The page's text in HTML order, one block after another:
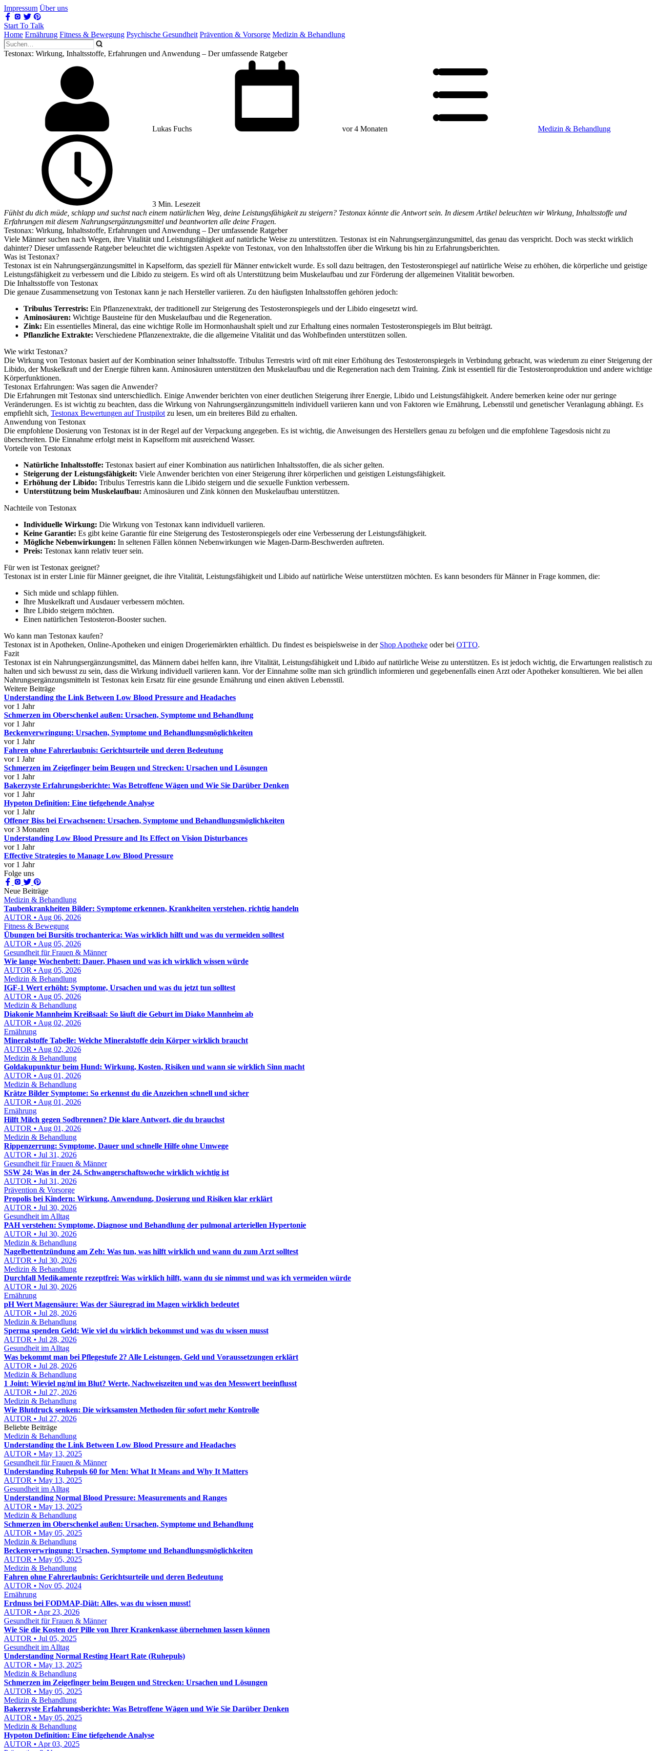
Impressum Über uns
Start To Talk
Home Ernährung Fitness & Bewegung Psychische Gesundheit Prävention & Vorsorge Medizin & Behandlung
Testonax: Wirkung, Inhaltsstoffe, Erfahrungen und Anwendung – Der umfassende Ratgeber
Lukas Fuchs vor 4 Monaten Medizin & Behandlung
3 Min. Lesezeit
Fühlst du dich müde, schlapp und suchst nach einem natürlichen Weg, deine Leistungsfähigkeit zu steigern? Testonax könnte die Antwort sein. In diesem Artikel beleuchten wir Wirkung, Inhaltsstoffe und
Erfahrungen mit diesem Nahrungsergänzungsmittel und beantworten alle deine Fragen.
Testonax: Wirkung, Inhaltsstoffe, Erfahrungen und Anwendung – Der umfassende Ratgeber
Viele Männer suchen nach Wegen, ihre Vitalität und Leistungsfähigkeit auf natürliche Weise zu unterstützen. Testonax ist ein Nahrungsergänzungsmittel, das genau das verspricht. Doch was steckt wirklich
dahinter? Dieser umfassende Ratgeber beleuchtet die wichtigsten Aspekte von Testonax, von den Inhaltsstoffen über die Wirkung bis hin zu Erfahrungsberichten.
Was ist Testonax?
Testonax ist ein Nahrungsergänzungsmittel in Kapselform, das speziell für Männer entwickelt wurde. Es soll dazu beitragen, den Testosteronspiegel auf natürliche Weise zu erhöhen, die körperliche und geistige
Leistungsfähigkeit zu verbessern und die Libido zu steigern. Es wird oft als Unterstützung beim Muskelaufbau und zur Förderung der allgemeinen Vitalität beworben.
Die Inhaltsstoffe von Testonax
Die genaue Zusammensetzung von Testonax kann je nach Hersteller variieren. Zu den häufigsten Inhaltsstoffen gehören jedoch:
Tribulus Terrestris: Ein Pflanzenextrakt, der traditionell zur Steigerung des Testosteronspiegels und der Libido eingesetzt wird.
Aminosäuren: Wichtige Bausteine für den Muskelaufbau und die Regeneration.
Zink: Ein essentielles Mineral, das eine wichtige Rolle im Hormonhaushalt spielt und zur Erhaltung eines normalen Testosteronspiegels im Blut beiträgt.
Pflanzliche Extrakte: Verschiedene Pflanzenextrakte, die die allgemeine Vitalität und das Wohlbefinden unterstützen sollen.
Wie wirkt Testonax?
Die Wirkung von Testonax basiert auf der Kombination seiner Inhaltsstoffe. Tribulus Terrestris wird oft mit einer Erhöhung des Testosteronspiegels in Verbindung gebracht, was wiederum zu einer Steigerung der
Libido, der Muskelkraft und der Energie führen kann. Aminosäuren unterstützen den Muskelaufbau und die Regeneration nach dem Training. Zink ist essentiell für die Testosteronproduktion und andere wichtige
Körperfunktionen.
Testonax Erfahrungen: Was sagen die Anwender?
Die Erfahrungen mit Testonax sind unterschiedlich. Einige Anwender berichten von einer deutlichen Steigerung ihrer Energie, Libido und Leistungsfähigkeit. Andere bemerken keine oder nur geringe
Veränderungen. Es ist wichtig zu beachten, dass die Wirkung von Nahrungsergänzungsmitteln individuell variieren kann und von Faktoren wie Ernährung, Lebensstil und genetischer Veranlagung abhängt. Es
empfiehlt sich, Testonax Bewertungen auf Trustpilot zu lesen, um ein breiteres Bild zu erhalten.
Anwendung von Testonax
Die empfohlene Dosierung von Testonax ist in der Regel auf der Verpackung angegeben. Es ist wichtig, die Anweisungen des Herstellers genau zu befolgen und die empfohlene Tagesdosis nicht zu
überschreiten. Die Einnahme erfolgt meist in Kapselform mit ausreichend Wasser.
Vorteile von Testonax
Natürliche Inhaltsstoffe: Testonax basiert auf einer Kombination aus natürlichen Inhaltsstoffen, die als sicher gelten.
Steigerung der Leistungsfähigkeit: Viele Anwender berichten von einer Steigerung ihrer körperlichen und geistigen Leistungsfähigkeit.
Erhöhung der Libido: Tribulus Terrestris kann die Libido steigern und die sexuelle Funktion verbessern.
Unterstützung beim Muskelaufbau: Aminosäuren und Zink können den Muskelaufbau unterstützen.
Nachteile von Testonax
Individuelle Wirkung: Die Wirkung von Testonax kann individuell variieren.
Keine Garantie: Es gibt keine Garantie für eine Steigerung des Testosteronspiegels oder eine Verbesserung der Leistungsfähigkeit.
Mögliche Nebenwirkungen: In seltenen Fällen können Nebenwirkungen wie Magen-Darm-Beschwerden auftreten.
Preis: Testonax kann relativ teuer sein.
Für wen ist Testonax geeignet?
Testonax ist in erster Linie für Männer geeignet, die ihre Vitalität, Leistungsfähigkeit und Libido auf natürliche Weise unterstützen möchten. Es kann besonders für Männer in Frage kommen, die:
Sich müde und schlapp fühlen.
Ihre Muskelkraft und Ausdauer verbessern möchten.
Ihre Libido steigern möchten.
Einen natürlichen Testosteron-Booster suchen.
Wo kann man Testonax kaufen?
Testonax ist in Apotheken, Online-Apotheken und einigen Drogeriemärkten erhältlich. Du findest es beispielsweise in der Shop Apotheke oder bei OTTO.
Fazit
Testonax ist ein Nahrungsergänzungsmittel, das Männern dabei helfen kann, ihre Vitalität, Leistungsfähigkeit und Libido auf natürliche Weise zu unterstützen. Es ist jedoch wichtig, die Erwartungen realistisch zu
halten und sich bewusst zu sein, dass die Wirkung individuell variieren kann. Vor der Einnahme sollte man sich gründlich informieren und gegebenenfalls einen Arzt oder Apotheker konsultieren. Wie bei allen
Nahrungsergänzungsmitteln ist Testonax kein Ersatz für eine gesunde Ernährung und einen aktiven Lebensstil.
Weitere Beiträge
Understanding the Link Between Low Blood Pressure and Headaches
vor 1 Jahr
Schmerzen im Oberschenkel außen: Ursachen, Symptome und Behandlung
vor 1 Jahr
Beckenverwringung: Ursachen, Symptome und Behandlungsmöglichkeiten
vor 1 Jahr
Fahren ohne Fahrerlaubnis: Gerichtsurteile und deren Bedeutung
vor 1 Jahr
Schmerzen im Zeigefinger beim Beugen und Strecken: Ursachen und Lösungen
vor 1 Jahr
Bakerzyste Erfahrungsberichte: Was Betroffene Wägen und Wie Sie Darüber Denken
vor 1 Jahr
Hypoton Definition: Eine tiefgehende Analyse
vor 1 Jahr
Offener Biss bei Erwachsenen: Ursachen, Symptome und Behandlungsmöglichkeiten
vor 3 Monaten
Understanding Low Blood Pressure and Its Effect on Vision Disturbances
vor 1 Jahr
Effective Strategies to Manage Low Blood Pressure
vor 1 Jahr
Folge uns
Neue Beiträge
Medizin & Behandlung
Taubenkrankheiten Bilder: Symptome erkennen, Krankheiten verstehen, richtig handeln
AUTOR • Aug 06, 2026
Fitness & Bewegung
Übungen bei Bursitis trochanterica: Was wirklich hilft und was du vermeiden solltest
AUTOR • Aug 05, 2026
Gesundheit für Frauen & Männer
Wie lange Wochenbett: Dauer, Phasen und was ich wirklich wissen würde
AUTOR • Aug 05, 2026
Medizin & Behandlung
IGF-1 Wert erhöht: Symptome, Ursachen und was du jetzt tun solltest
AUTOR • Aug 05, 2026
Medizin & Behandlung
Diakonie Mannheim Kreißsaal: So läuft die Geburt im Diako Mannheim ab
AUTOR • Aug 02, 2026
Ernährung
Mineralstoffe Tabelle: Welche Mineralstoffe dein Körper wirklich braucht
AUTOR • Aug 02, 2026
Medizin & Behandlung
Goldakupunktur beim Hund: Wirkung, Kosten, Risiken und wann sie wirklich Sinn macht
AUTOR • Aug 01, 2026
Medizin & Behandlung
Krätze Bilder Symptome: So erkennst du die Anzeichen schnell und sicher
AUTOR • Aug 01, 2026
Ernährung
Hilft Milch gegen Sodbrennen? Die klare Antwort, die du brauchst
AUTOR • Aug 01, 2026
Medizin & Behandlung
Rippenzerrung: Symptome, Dauer und schnelle Hilfe ohne Umwege
AUTOR • Jul 31, 2026
Gesundheit für Frauen & Männer
SSW 24: Was in der 24. Schwangerschaftswoche wirklich wichtig ist
AUTOR • Jul 31, 2026
Prävention & Vorsorge
Propolis bei Kindern: Wirkung, Anwendung, Dosierung und Risiken klar erklärt
AUTOR • Jul 30, 2026
Gesundheit im Alltag
PAH verstehen: Symptome, Diagnose und Behandlung der pulmonal arteriellen Hypertonie
AUTOR • Jul 30, 2026
Medizin & Behandlung
Nagelbettentzündung am Zeh: Was tun, was hilft wirklich und wann du zum Arzt solltest
AUTOR • Jul 30, 2026
Medizin & Behandlung
Durchfall Medikamente rezeptfrei: Was wirklich hilft, wann du sie nimmst und was ich vermeiden würde
AUTOR • Jul 30, 2026
Ernährung
pH Wert Magensäure: Was der Säuregrad im Magen wirklich bedeutet
AUTOR • Jul 28, 2026
Medizin & Behandlung
Sperma spenden Geld: Wie viel du wirklich bekommst und was du wissen musst
AUTOR • Jul 28, 2026
Gesundheit im Alltag
Was bekommt man bei Pflegestufe 2? Alle Leistungen, Geld und Voraussetzungen erklärt
AUTOR • Jul 28, 2026
Medizin & Behandlung
1 Joint: Wieviel ng/ml im Blut? Werte, Nachweiszeiten und was den Messwert beeinflusst
AUTOR • Jul 27, 2026
Medizin & Behandlung
Wie Blutdruck senken: Die wirksamsten Methoden für sofort mehr Kontrolle
AUTOR • Jul 27, 2026
Beliebte Beiträge
Medizin & Behandlung
Understanding the Link Between Low Blood Pressure and Headaches
AUTOR • May 13, 2025
Gesundheit für Frauen & Männer
Understanding Ruhepuls 60 for Men: What It Means and Why It Matters
AUTOR • May 13, 2025
Gesundheit im Alltag
Understanding Normal Blood Pressure: Measurements and Ranges
AUTOR • May 13, 2025
Medizin & Behandlung
Schmerzen im Oberschenkel außen: Ursachen, Symptome und Behandlung
AUTOR • May 05, 2025
Medizin & Behandlung
Beckenverwringung: Ursachen, Symptome und Behandlungsmöglichkeiten
AUTOR • May 05, 2025
Medizin & Behandlung
Fahren ohne Fahrerlaubnis: Gerichtsurteile und deren Bedeutung
AUTOR • Nov 05, 2024
Ernährung
Erdnuss bei FODMAP-Diät: Alles, was du wissen musst!
AUTOR • Apr 23, 2026
Gesundheit für Frauen & Männer
Wie Sie die Kosten der Pille von Ihrer Krankenkasse übernehmen lassen können
AUTOR • Jul 05, 2025
Gesundheit im Alltag
Understanding Normal Resting Heart Rate (Ruhepuls)
AUTOR • May 13, 2025
Medizin & Behandlung
Schmerzen im Zeigefinger beim Beugen und Strecken: Ursachen und Lösungen
AUTOR • May 05, 2025
Medizin & Behandlung
Bakerzyste Erfahrungsberichte: Was Betroffene Wägen und Wie Sie Darüber Denken
AUTOR • May 05, 2025
Medizin & Behandlung
Hypoton Definition: Eine tiefgehende Analyse
AUTOR • Apr 03, 2025